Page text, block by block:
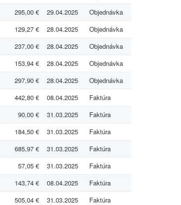
295,00 € 29.04.2025
Objednávka
129,27 € 28.04.2025
Objednávka
237,00 € 28.04.2025
Objednávka
153,94 € 28.04.2025
Objednávka
297,90 € 28.04.2025
Objednávka
442,80 € 08.04.2025
Faktúra
90,00 € 31.03.2025
Faktúra
184,50 € 31.03.2025
Faktúra
685,97 € 31.03.2025
Faktúra
57,05 € 31.03.2025
Faktúra
143,74 € 08.04.2025
Faktúra
505,04 € 31.03.2025 Faktúra